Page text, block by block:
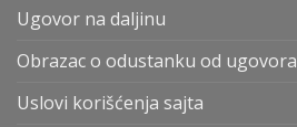
Ugovor na daljinu
Obrazac o odustanku od ugovora
Uslovi korišćenja sajta